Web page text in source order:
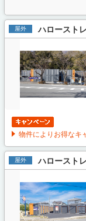
屋外 ハロースト
物件によりお得なキ
屋外 ハロースト